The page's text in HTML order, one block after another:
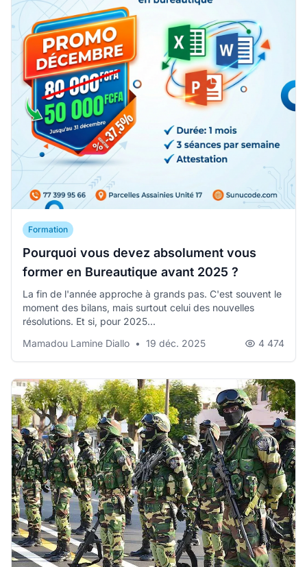
Formation
Pourquoi vous devez absolument vous
former en Bureautique avant 2025 ?
La fin de l'année approche à grands pas. C'est souvent le
moment des bilans, mais surtout celui des nouvelles
résolutions. Et si, pour 2025...
Mamadou Lamine Diallo • 19 déc. 2025 4 474